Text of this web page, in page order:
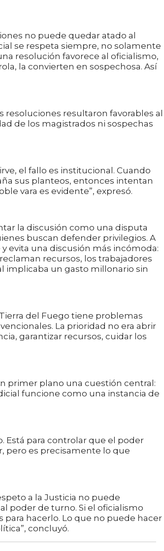
no puede quedar atado al
se respeta siempre, no solamente
resolución favorece al oficialismo,
la convierten en sospechosa. Así
resultaron favorables al
de los magistrados ni sospechas
el fallo es institucional. Cuando
sus planteos, entonces intentan
vara es evidente”, expresó.
la discusión como una disputa
buscan defender privilegios. A
evita una discusión más incómoda:
recursos, los trabajadores
implicaba un gasto millonario sin
del Fuego tiene problemas
La prioridad no era abrir
garantizar recursos, cuidar los
primer plano una cuestión central:
funcione como una instancia de
Está para controlar que el poder
pero es precisamente lo que
a la Justicia no puede
poder de turno. Si el oficialismo
hacerlo. Lo que no puede hacer
concluyó.